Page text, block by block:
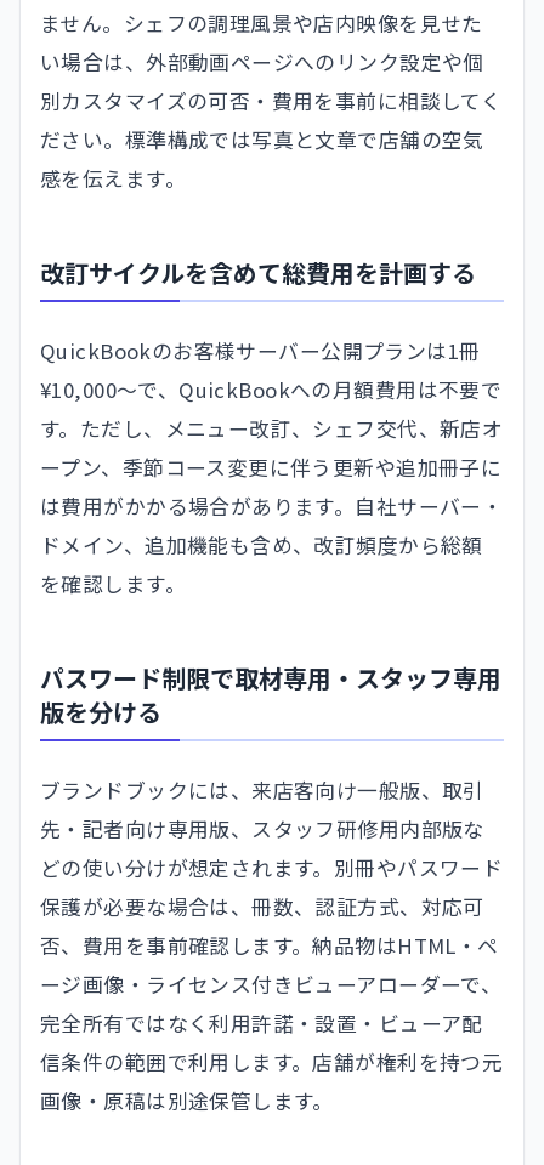
ません。シェフの調理風景や店内映像を見せた
い場合は、外部動画ページへのリンク設定や個
別カスタマイズの可否・費用を事前に相談してく
ださい。標準構成では写真と文章で店舗の空気
感を伝えます。
改訂サイクルを含めて総費用を計画する
QuickBookのお客様サーバー公開プランは1冊
¥10,000〜で、QuickBookへの月額費用は不要で
す。ただし、メニュー改訂、シェフ交代、新店オ
ープン、季節コース変更に伴う更新や追加冊子に
は費用がかかる場合があります。自社サーバー・
ドメイン、追加機能も含め、改訂頻度から総額
を確認します。
パスワード制限で取材専用・スタッフ専用
版を分ける
ブランドブックには、来店客向け一般版、取引
先・記者向け専用版、スタッフ研修用内部版な
どの使い分けが想定されます。別冊やパスワード
保護が必要な場合は、冊数、認証方式、対応可
否、費用を事前確認します。納品物はHTML・ペ
ージ画像・ライセンス付きビューアローダーで、
完全所有ではなく利用許諾・設置・ビューア配
信条件の範囲で利用します。店舗が権利を持つ元
画像・原稿は別途保管します。